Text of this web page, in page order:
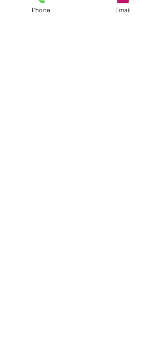
met je arts. Als de arts toestemming
Phone Email